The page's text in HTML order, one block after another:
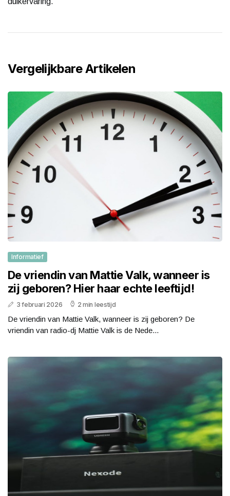
Vergelijkbare Artikelen
Informatief
De vriendin van Mattie Valk, wanneer is
zij geboren? Hier haar echte leeftijd!
3 februari 2026 2 min leestijd
De vriendin van Mattie Valk, wanneer is zij geboren? De
vriendin van radio-dj Mattie Valk is de Nede...